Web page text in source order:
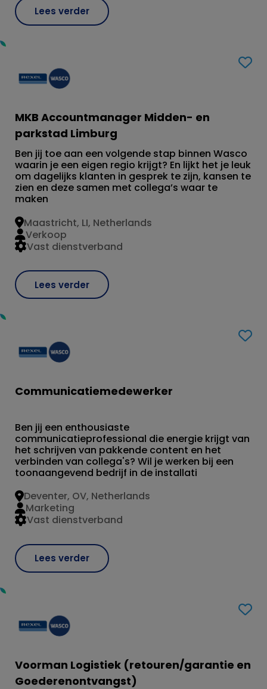
Lees verder
MKB Accountmanager Midden- en
parkstad Limburg
Ben jij toe aan een volgende stap binnen Wasco
waarin je een eigen regio krijgt? En lijkt het je leuk
om dagelijks klanten in gesprek te zijn, kansen te
zien en deze samen met collega’s waar te
maken
Lees verder
Maastricht, LI, Netherlands
Vast dienstverband
Verkoop
Communicatiemedewerker
Ben jij een enthousiaste
communicatieprofessional die energie krijgt van
het schrijven van pakkende content en het
verbinden van collega's? Wil je werken bij een
toonaangevend bedrijf in de installati
Lees verder
Deventer, OV, Netherlands
Vast dienstverband
Marketing
Voorman Logistiek (retouren/garantie en
Goederenontvangst)